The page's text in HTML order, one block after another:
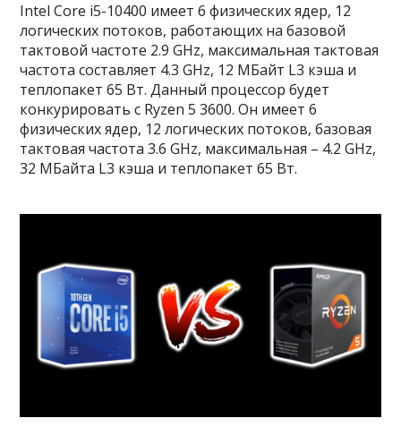
Intel Core i5-10400 имеет 6 физических ядер, 12
логических потоков, работающих на базовой
тактовой частоте 2.9 GHz, максимальная тактовая
частота составляет 4.3 GHz, 12 МБайт L3 кэша и
теплопакет 65 Вт. Данный процессор будет
конкурировать с Ryzen 5 3600. Он имеет 6
физических ядер, 12 логических потоков, базовая
тактовая частота 3.6 GHz, максимальная – 4.2 GHz,
32 МБайта L3 кэша и теплопакет 65 Вт.